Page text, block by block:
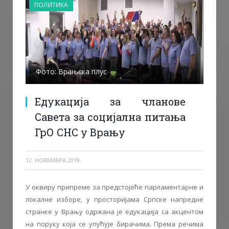
Фото: Врањска плус
Едукација за чланове
Савета за социјална питања
ГрО СНС у Врању
12. НОВЕМБРА 2019.
ПОЛИТИКА
У оквиру припреме за предстојеће парламентарне и
локалне изборе, у просторијама Српске напредне
странке у Врању одржана је едукација са акцентом
на поруку која се упућује бирачима. Према речима